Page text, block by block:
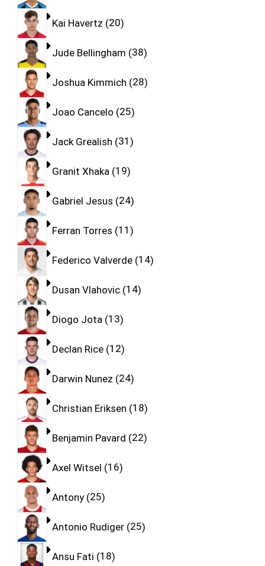
Kai Havertz 20
Jude Bellingham 38
Joshua Kimmich 28
Joao Cancelo 25
Jack Grealish 31
Granit Xhaka 19
Gabriel Jesus 24
Ferran Torres 11
Federico Valverde 14
Dusan Vlahovic 14
Diogo Jota 13
Declan Rice 12
Darwin Nunez 24
Christian Eriksen 18
Benjamin Pavard 22
Axel Witsel 16
Antony 25
Antonio Rudiger 25
Ansu Fati 18